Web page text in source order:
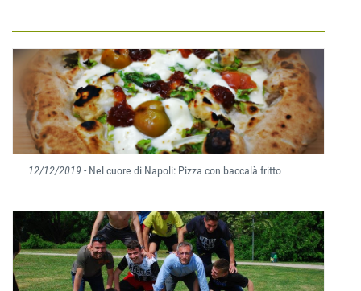
12/12/2019- Nel cuore di Napoli: Pizza con baccalà fritto